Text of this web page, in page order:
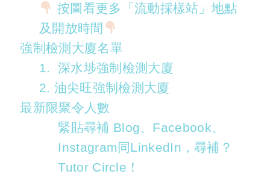
按圖看更多「流動採樣站」地點
及開放時間
強制檢測大廈名單
1. 深水埗強制檢測大廈
2. 油尖旺強制檢測大廈
最新限聚令人數
緊貼尋補 Blog、Facebook、
Instagram同LinkedIn，尋補？
Tutor Circle！